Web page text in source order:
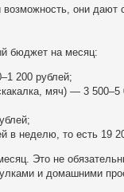
они дают
бюджет на месяц:
200 рублей;
мяч) — 3 500–5
в неделю, то есть 19
Это не
и домашними